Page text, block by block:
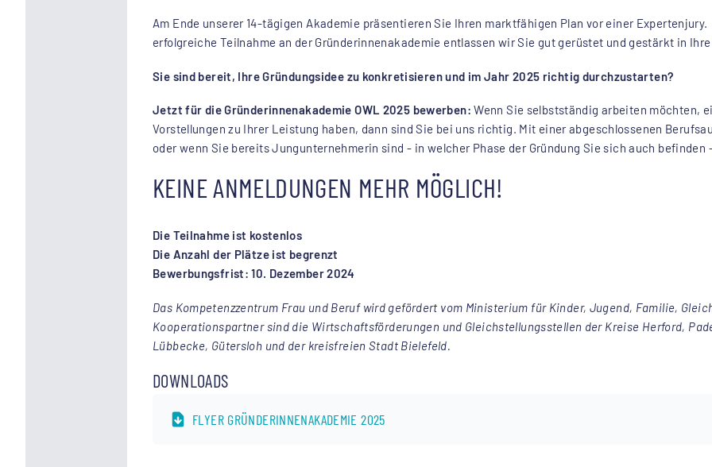
Am Ende unserer 14-tägigen Akademie präsentieren Sie Ihren marktfähigen Plan vor einer
erfolgreiche Teilnahme an der Gründerinnenakademie entlassen wir Sie gut gerüstet und gestärkt in
Sie sind bereit, Ihre Gründungsidee zu konkretisieren und im Jahr 2025 richtig durchzustarten?
Jetzt für die Gründerinnenakademie OWL 2025 bewerben: Wenn Sie selbstständig arbeiten möchten,
Vorstellungen zu Ihrer Leistung haben, dann sind Sie bei uns richtig. Mit einer abgeschlossenen
oder wenn Sie bereits Jungunternehmerin sind - in welcher Phase der Gründung Sie sich auch
KEINE ANMELDUNGEN MEHR MÖGLICH!
Die Teilnahme ist kostenlos
Die Anzahl der Plätze ist begrenzt
Bewerbungsfrist: 10. Dezember 2024
Das Kompetenzzentrum Frau und Beruf wird gefördert vom Ministerium für Kinder, Jugend, Familie,
Kooperationspartner sind die Wirtschaftsförderungen und Gleichstellungsstellen der Kreise Herford,
Lübbecke, Gütersloh und der kreisfreien Stadt Bielefeld.
DOWNLOADS
FLYER GRÜNDERINNENAKADEMIE 2025